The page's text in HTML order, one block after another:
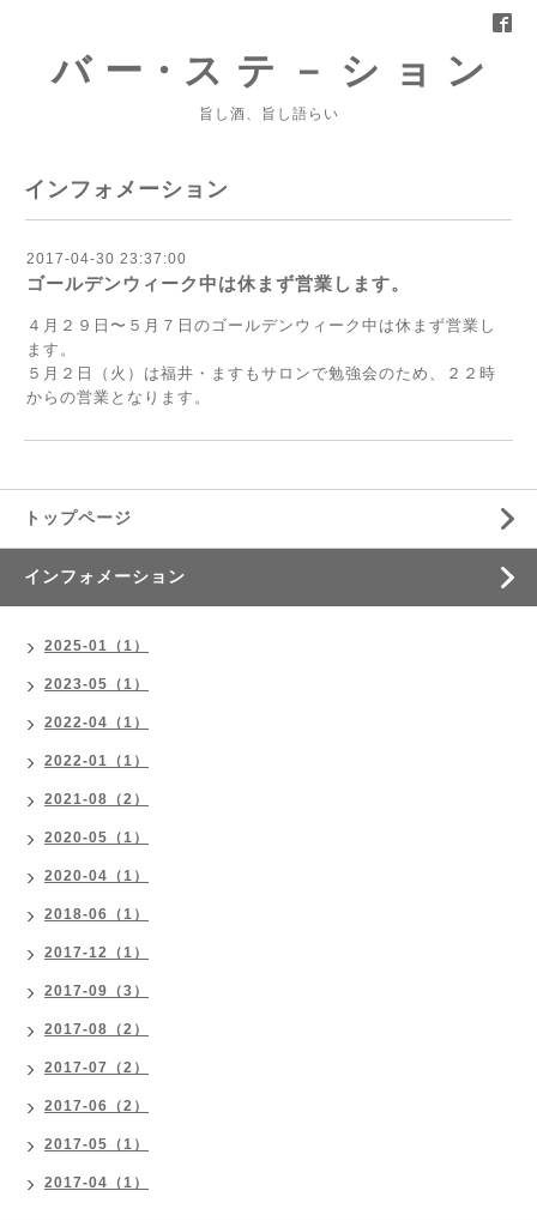
バ ー・ス テ － シ ョ ン
旨し酒、旨し語らい
インフォメーション
2017-04-30 23:37:00
ゴールデンウィーク中は休まず営業します。
４月２９日〜５月７日のゴールデンウィーク中は休まず営業し
ます。
５月２日（火）は福井・ますもサロンで勉強会のため、２２時
からの営業となります。
トップページ
インフォメーション
2025-01（1）
2023-05（1）
2022-04（1）
2022-01（1）
2021-08（2）
2020-05（1）
2020-04（1）
2018-06（1）
2017-12（1）
2017-09（3）
2017-08（2）
2017-07（2）
2017-06（2）
2017-05（1）
2017-04（1）